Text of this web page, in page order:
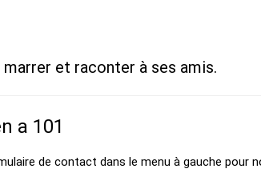
et raconter à ses amis.
a 101
de contact dans le menu à gauche pour